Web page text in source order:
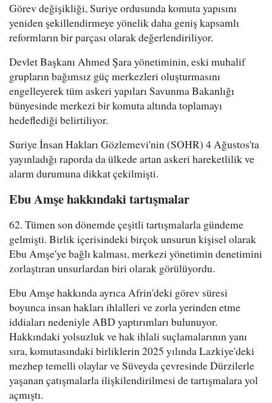
Görev değişikliği, Suriye ordusunda komuta yapısını
yeniden şekillendirmeye yönelik daha geniş kapsamlı
reformların bir parçası olarak değerlendiriliyor.
Devlet Başkanı Ahmed Şara yönetiminin, eski muhalif
grupların bağımsız güç merkezleri oluşturmasını
engelleyerek tüm askeri yapıları Savunma Bakanlığı
bünyesinde merkezi bir komuta altında toplamayı
hedeflediği belirtiliyor.
Suriye İnsan Hakları Gözlemevi'nin (SOHR) 4 Ağustos'ta
yayınladığı raporda da ülkede artan askeri hareketlilik ve
alarm durumuna dikkat çekilmişti.
Ebu Amşe hakkındaki tartışmalar
62. Tümen son dönemde çeşitli tartışmalarla gündeme
gelmişti. Birlik içerisindeki birçok unsurun kişisel olarak
Ebu Amşe'ye bağlı kalması, merkezi yönetimin denetimini
zorlaştıran unsurlardan biri olarak görülüyordu.
Ebu Amşe hakkında ayrıca Afrin'deki görev süresi
boyunca insan hakları ihlalleri ve zorla yerinden etme
iddiaları nedeniyle ABD yaptırımları bulunuyor.
Hakkındaki yolsuzluk ve hak ihlali suçlamalarının yanı
sıra, komutasındaki birliklerin 2025 yılında Lazkiye'deki
mezhep temelli olaylar ve Süveyda çevresinde Dürzilerle
yaşanan çatışmalarla ilişkilendirilmesi de tartışmalara yol
açmıştı.